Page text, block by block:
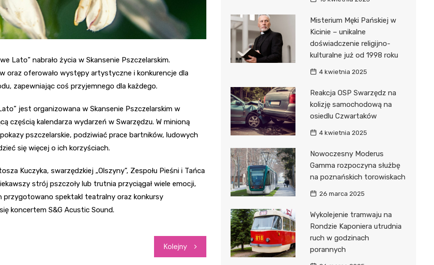
Lato” nabrało życia w Skansenie Pszczelarskim.
oraz oferowało występy artystyczne i konkurencje dla
zapewniając coś przyjemnego dla każdego.
jest organizowana w Skansenie Pszczelarskim w
częścią kalendarza wydarzeń w Swarzędzu. W minioną
pszczelarskie, podziwiać prace bartników, ludowych
się więcej o ich korzyściach.
Kuczyka, swarzędzkiej „Olszyny”, Zespołu Pieśni i Tańca
strój pszczoły lub trutnia przyciągał wiele emocji,
przygotowano spektakl teatralny oraz konkursy
koncertem S&G Acustic Sound.
Kolejny
Misterium Męki Pańskiej w
Kicinie – unikalne
doświadczenie religijno-
kulturalne już od 1998 roku
4 kwietnia 2025
Reakcja OSP Swarzędz na
kolizję samochodową na
osiedlu Czwartaków
4 kwietnia 2025
Nowoczesny Moderus
Gamma rozpoczyna służbę
na poznańskich torowiskach
26 marca 2025
Wykolejenie tramwaju na
Rondzie Kaponiera utrudnia
ruch w godzinach
porannych